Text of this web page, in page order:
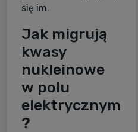
się im.
Jak migrują
kwasy
nukleinowe
w polu
elektrycznym
?